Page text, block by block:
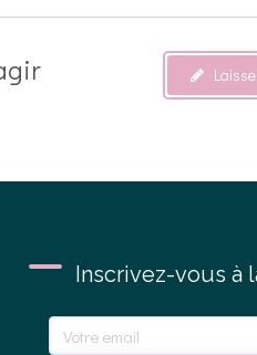
Inscrivez-vous à
Votre email